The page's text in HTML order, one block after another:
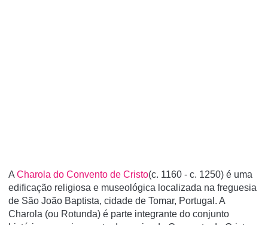
A Charola do Convento de Cristo(c. 1160 - c. 1250) é uma
edificação religiosa e museológica localizada na freguesia
de São João Baptista, cidade de Tomar, Portugal. A
Charola (ou Rotunda) é parte integrante do conjunto